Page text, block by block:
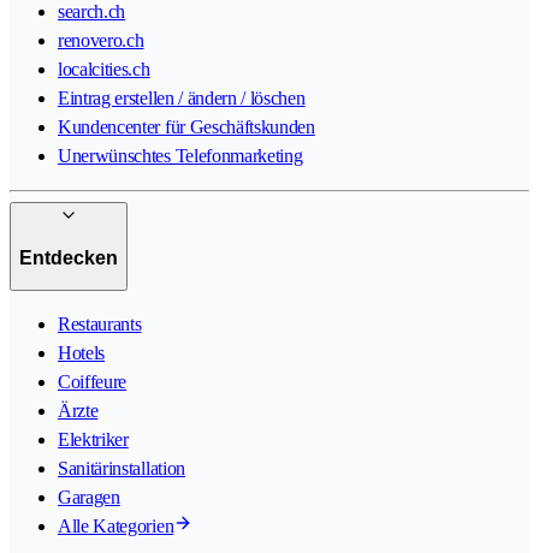
search.ch
renovero.ch
localcities.ch
Eintrag erstellen / ändern / löschen
Kundencenter für Geschäftskunden
Unerwünschtes Telefonmarketing
Entdecken
Restaurants
Hotels
Coiffeure
Ärzte
Elektriker
Sanitärinstallation
Garagen
Alle Kategorien